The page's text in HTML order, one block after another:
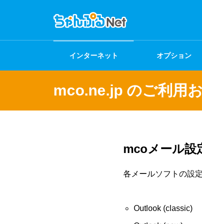
インターネット オプション
mco.ne.jp のご利用
mcoメール設
各メールソフトの設
Outlook (classic)